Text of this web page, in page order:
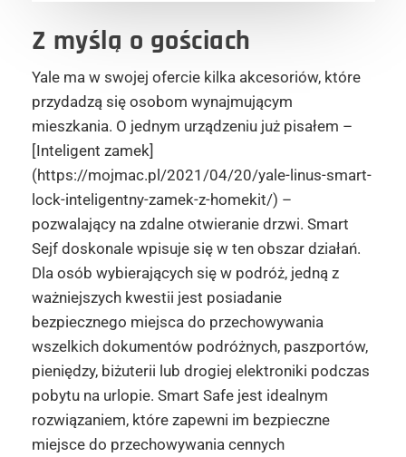
Z myślą o gościach
Yale ma w swojej ofercie kilka akcesoriów, które
przydadzą się osobom wynajmującym
mieszkania. O jednym urządzeniu już pisałem –
[Inteligent zamek]
(https://mojmac.pl/2021/04/20/yale-linus-smart-
lock-inteligentny-zamek-z-homekit/) –
pozwalający na zdalne otwieranie drzwi. Smart
Sejf doskonale wpisuje się w ten obszar działań.
Dla osób wybierających się w podróż, jedną z
ważniejszych kwestii jest posiadanie
bezpiecznego miejsca do przechowywania
wszelkich dokumentów podróżnych, paszportów,
pieniędzy, biżuterii lub drogiej elektroniki podczas
pobytu na urlopie. Smart Safe jest idealnym
rozwiązaniem, które zapewni im bezpieczne
miejsce do przechowywania cennych